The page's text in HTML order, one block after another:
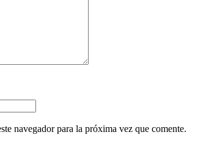
navegador para la próxima vez que comente.